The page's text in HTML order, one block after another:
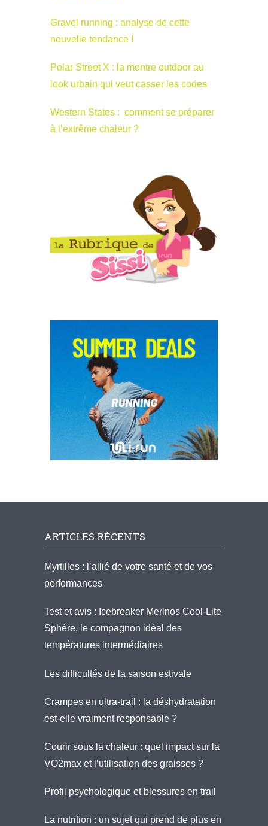
Gravel running : analyse de cette
nouvelle tendance !
Polar Street X : la montre outdoor au
look urbain qui veut casser les codes
Western States : comment se préparer
à l’extrême chaleur ?
ARTICLES RÉCENTS
Myrtilles : l’allié de votre santé et de vos
performances
Test et avis : Icebreaker Merinos Cool-Lite
Sphère, le compagnon idéal des
températures intermédiaires
Les difficultés de la saison estivale
Crampes en ultra-trail : la déshydratation
est-elle vraiment responsable ?
Courir sous la chaleur : quel impact sur la
VO2max et l’utilisation des graisses ?
Profil psychologique et blessures en trail
La nutrition : un sujet qui prend de plus en